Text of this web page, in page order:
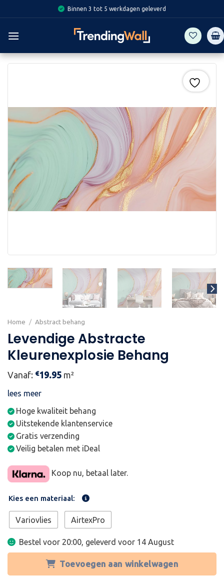
to
content
Binnen 3 tot 5 werkdagen geleverd
Home / Abstract behang
Levendige Abstracte
Kleurenexplosie Behang
Vanaf: €19.95 m²
lees meer
Hoge kwaliteit behang
Uitstekende klantenservice
Gratis verzending
Veilig betalen met iDeal
Koop nu, betaal later.
Kies een materiaal:
Variovlies AirtexPro
Bestel voor 20:00, geleverd voor 14 August
Toevoegen aan winkelwagen